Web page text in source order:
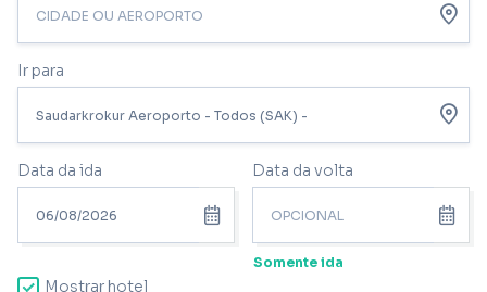
Ir para
Data da ida Data da volta
Somente ida
Mostrar hotel